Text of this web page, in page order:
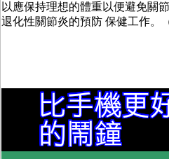
以應保持理想的體重以便避免關
退化性關節炎的預防 保健工作。